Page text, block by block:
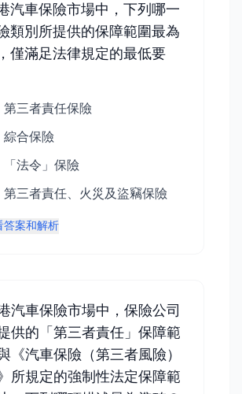
汽車保險市場中，下列哪一
類別所提供的保障範圍最為
僅滿足法律規定的最低要
第三者責任保險
綜合保險
「法令」保險
第三者責任、火災及盜竊保險
答案和解析
汽車保險市場中，保險公司
供的「第三者責任」保障範
《汽車保險（第三者風險）
所規定的強制性法定保障範